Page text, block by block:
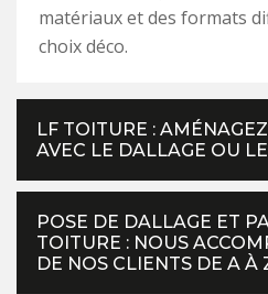
matériaux et des formats
choix déco.
LF TOITURE :
AVEC LE DALLAGE OU
POSE DE DALLAGE ET
TOITURE : NOUS
DE NOS CLIENTS DE A À